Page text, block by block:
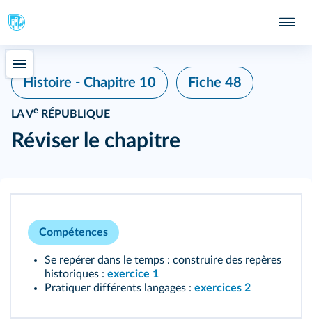
Histoire - Chapitre 10 Fiche 48
LA Ve RÉPUBLIQUE
Réviser le chapitre
Compétences
Se repérer dans le temps : construire des repères
historiques : exercice 1
Pratiquer différents langages : exercices 2